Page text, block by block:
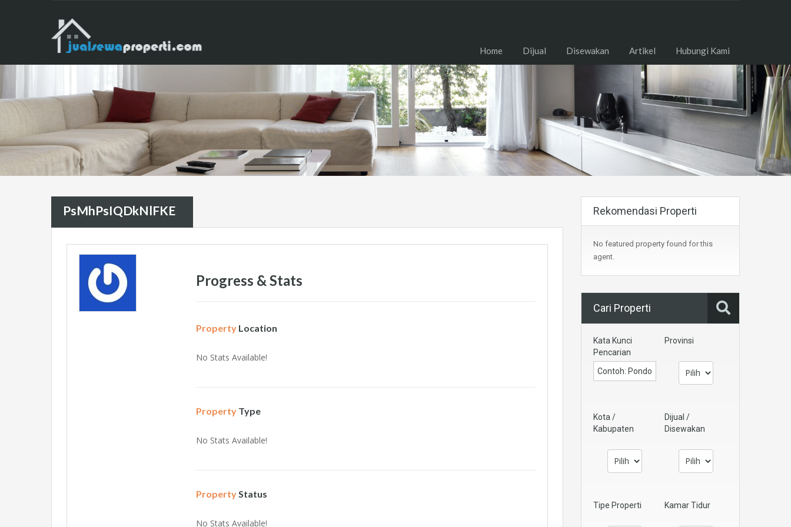
Home Dijual Disewakan Artikel Hubungi Kami
PsMhPsIQDkNlFKE
Progress & Stats
PropertyLocation
No Stats Available!
PropertyType
No Stats Available!
PropertyStatus
No Stats Available!
Rekomendasi Properti
No featured property found for this
agent.
Cari Properti
Kata Kunci
Pencarian
Provinsi
Kota /
Kabupaten
Dijual /
Disewakan
Tipe Properti Kamar Tidur